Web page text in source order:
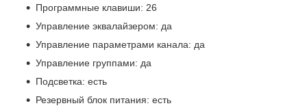
Программные клавиши: 26
Управление эквалайзером: да
Управление параметрами канала: да
Управление группами: да
Подсветка: есть
Резервный блок питания: есть